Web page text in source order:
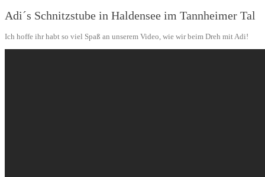
Adi´s Schnitzstube in Haldensee im Tannheimer Tal
Ich hoffe ihr habt so viel Spaß an unserem Video, wie wir beim Dreh mit Adi!